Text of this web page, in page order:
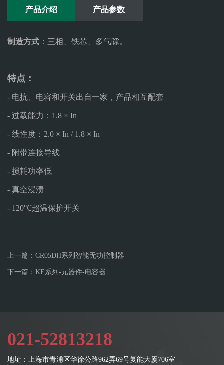
产品介绍 产品参数
制造方式 ：三相、铁芯、多气隙。
特点：
- 电抗、电容和开关出自一家，产品相互配套
- 过载能力：1.8 × In
- 线性度：2.0 × In / 1.8 × In
- 附带连接导线
- 损耗功率低
- 真空浸渍
- 120℃超温保护开关
上一篇：CR05DH系列智能无功控制器
下一篇：KE系列-元器件-电容器
021-52813218
地址：上海市青浦区华徐公路962弄69号复能大厦706室